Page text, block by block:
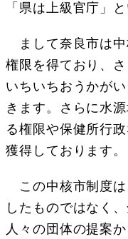
「県は上級官庁」
まして奈良市は中
権限を得ており、
いちいちおうかが
きます。さらに水
る権限や保健所行
獲得しております。
この中核市制度は
したものではなく
人々の団体の提案